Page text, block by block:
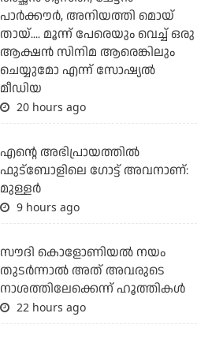
പാര്‍ക്കൗര്‍, അനിയത്തി മൊയ്
തായ്.... മൂന്ന് പേരെയും വെച്ച് ഒരു
ആക്ഷന്‍ സിനിമ ആരെങ്കിലും
ചെയ്യുമോ എന്ന് സോഷ്യല്‍
മീഡിയ
20 hours ago
എന്റെ അഭിപ്രായത്തില്‍
ഫുട്‌ബോളിലെ ഗോട്ട് അവനാണ്:
മുള്ളര്‍
9 hours ago
സൗദി കൊളോണിയല്‍ നയം
തുടര്‍ന്നാല്‍ അത് അവരുടെ
നാശത്തിലേക്കെന്ന് ഹൂത്തികള്‍
22 hours ago